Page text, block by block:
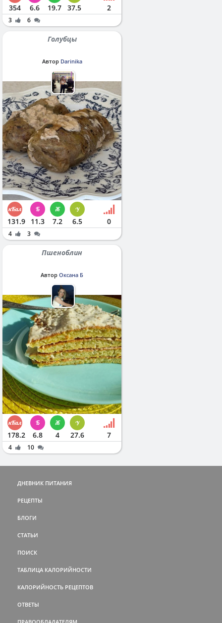
354 6.6 19.7 37.5 2
3 6
Голубцы
Автор Darinika
131.9 11.3 7.2 6.5 0
4 3
Пшеноблин
Автор Оксана Б
178.2 6.8 4 27.6 7
4 10
ДНЕВНИК ПИТАНИЯ
РЕЦЕПТЫ
БЛОГИ
СТАТЬИ
ПОИСК
ТАБЛИЦА КАЛОРИЙНОСТИ
КАЛОРИЙНОСТЬ РЕЦЕПТОВ
ОТВЕТЫ